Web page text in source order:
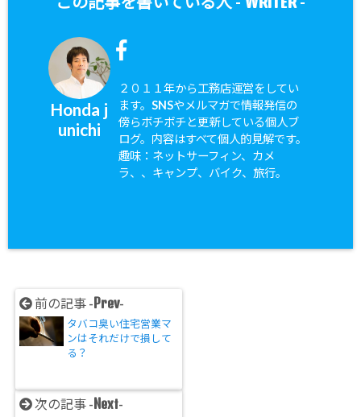
Honda j
unichi
２０１１年から工務店運営をしてい
ます。SNSやメルマガで情報発信の
傍らボチボチと更新している個人ブ
ログ。内容はすべて個人的見解です。
趣味：ネットサーフィン、カメ
ラ、、キャンプ、バイク、旅行。
前の記事 - Prev-
タバコ臭い住宅営業マ
ンはそれだけで損して
る？
次の記事 - Next-